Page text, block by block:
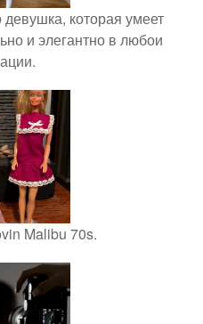
которая умеет
и элегантно в любои
Malibu 70s.